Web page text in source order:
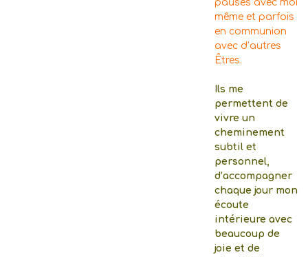
pauses avec moi
même et parfois
en communion
avec d’autres
Êtres.
Ils me
permettent de
vivre un
cheminement
subtil et
personnel,
d’accompagner
chaque jour mon
écoute
intérieure avec
beaucoup de
joie et de